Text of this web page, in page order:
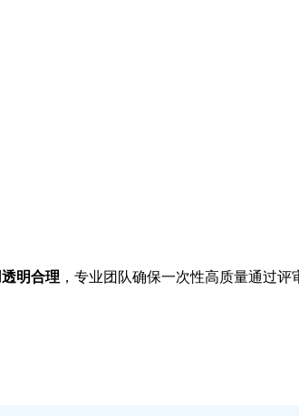
明合理 ，专业团队确保一次性高质量通过评